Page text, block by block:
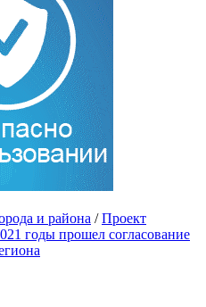
и района / Проект
годы прошел согласование